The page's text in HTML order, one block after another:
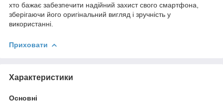
хто бажає забезпечити надійний захист свого смартфона,
зберігаючи його оригінальний вигляд і зручність у
використанні.
Приховати
Характеристики
Основні